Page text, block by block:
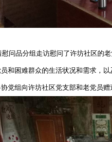
品分组走访慰问了许坊社区的老
和困难群众的生活状况和需求，
党组向许坊社区党支部和老党员